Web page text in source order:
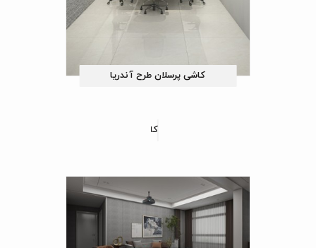
کاشی پرسلان طرح آندریا
کاشی پرسلان طرح دانژه